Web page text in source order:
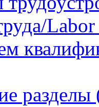
Labor